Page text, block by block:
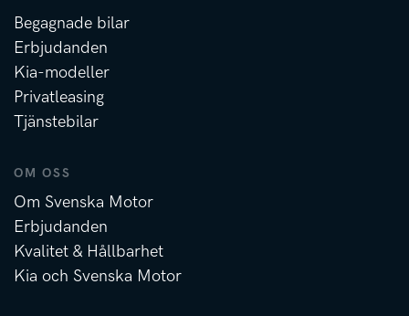
Begagnade bilar
Erbjudanden
Kia-modeller
Privatleasing
Tjänstebilar
OM OSS
Om Svenska Motor
Erbjudanden
Kvalitet & Hållbarhet
Kia och Svenska Motor